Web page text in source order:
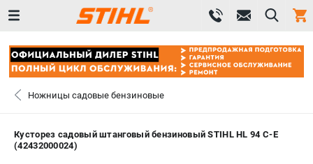
+7 (8112) 59-10-67
0 ₽
Ножницы садовые бензиновые
Кусторез садовый штанговый бензиновый STIHL HL 94 C-E
(42432000024)